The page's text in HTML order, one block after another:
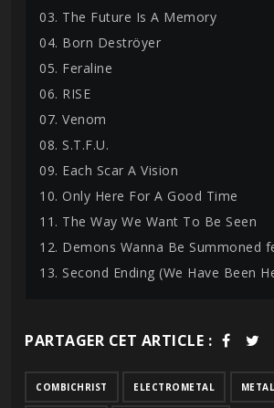
03. The Future Is A Memory
04. Born Deströyer
05. Feraline
06. RISE
07. Venom
08. S.T.F.U.
09. Each Scar A Vision
10. Only Here For A Good Time
11. The Way We Want To Be Seen
12. Demons Wanna Be Summoned
13. Second Ending (We Have Been
PARTAGER CET ARTICLE :
COMBICHRIST ELECTROMETAL